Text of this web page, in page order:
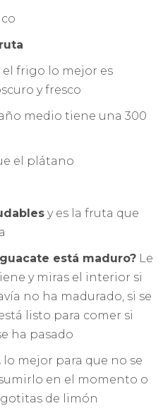
frigo lo mejor es
y fresco
medio tiene una 300
el plátano
y es la fruta que
está maduro? Le
y miras el interior si
no ha madurado, si se
listo para comer si
ha pasado
lo mejor para que no se
en el momento o
de limón